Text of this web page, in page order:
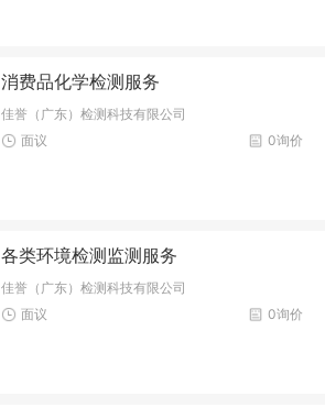
消费品化学检测服务
佳誉（广东）检测科技有限公司
0询价
面议
各类环境检测监测服务
佳誉（广东）检测科技有限公司
0询价
面议